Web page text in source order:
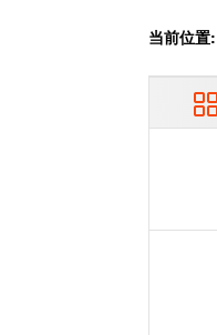
当前位置: